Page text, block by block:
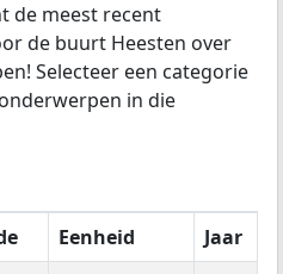
de meest recent
de buurt Heesten over
Selecteer een categorie
in die
Eenheid
Jaar